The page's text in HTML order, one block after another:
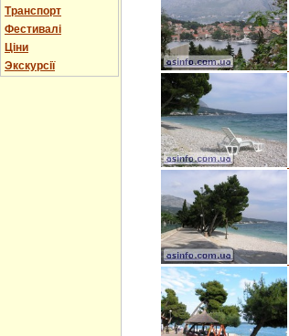
Транспорт
Фестивалі
Ціни
Экскурсії